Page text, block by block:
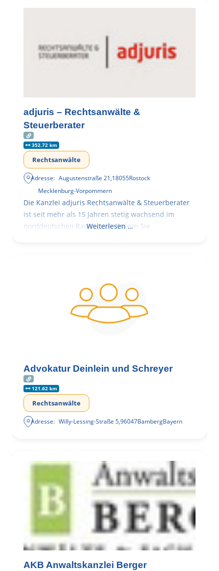
adjuris – Rechtsanwälte &
Steuerberater
352.72 km
Rechtsanwälte
Adresse: Augustenstraße 21,18055Rostock
Mecklenburg-Vorpommern
Die Kanzlei adjuris Rechtsanwälte & Steuerberater
ist seit mehr als 15 Jahren stetig wachsend im
norddeutschen Raum tätig. Zögern Sie
Weiterlesen …
Advokatur Deinlein und Schreyer
121.62 km
Rechtsanwälte
Adresse: Willy-Lessing-Straße 5,96047BambergBayern
AKB Anwaltskanzlei Berger